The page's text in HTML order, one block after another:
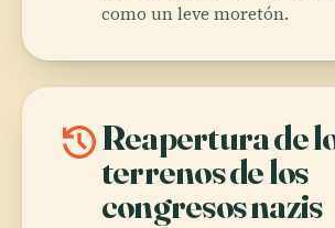
como un leve moretón.
historyReapertura de
terrenos de los
congresos nazis